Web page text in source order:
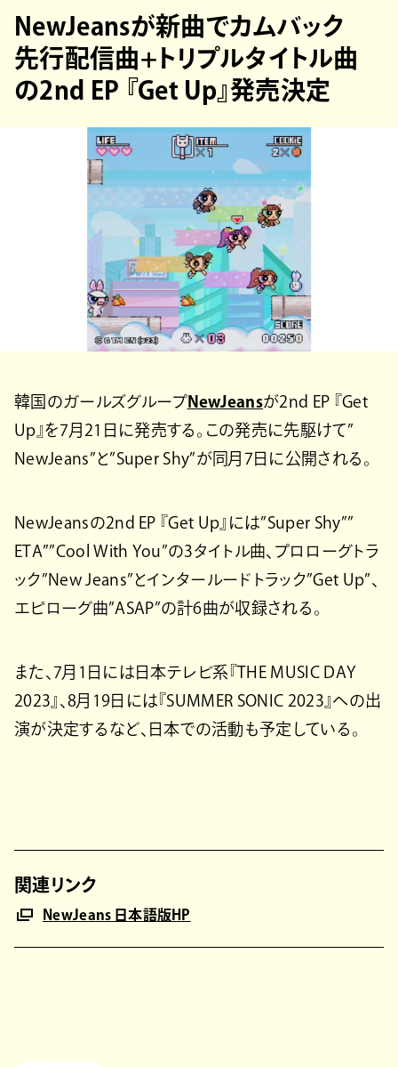
NewJeansが新曲でカムバック
先行配信曲+トリプルタイトル曲
の2nd EP 『Get Up』発売決定
韓国のガールズグループNewJeansが2nd EP 『Get
Up』を7月21日に発売する。この発売に先駆けて”
NewJeans”と”Super Shy”が同月7日に公開される。
NewJeansの2nd EP 『Get Up』には”Super Shy””
ETA””Cool With You”の3タイトル曲、プロローグトラ
ック”New Jeans”とインタールードトラック”Get Up”、
エピローグ曲”ASAP”の計6曲が収録される。
また、7月1日には日本テレビ系『THE MUSIC DAY
2023』、8月19日には『SUMMER SONIC 2023』への出
演が決定するなど、日本での活動も予定している。
関連リンク
NewJeans 日本語版HP